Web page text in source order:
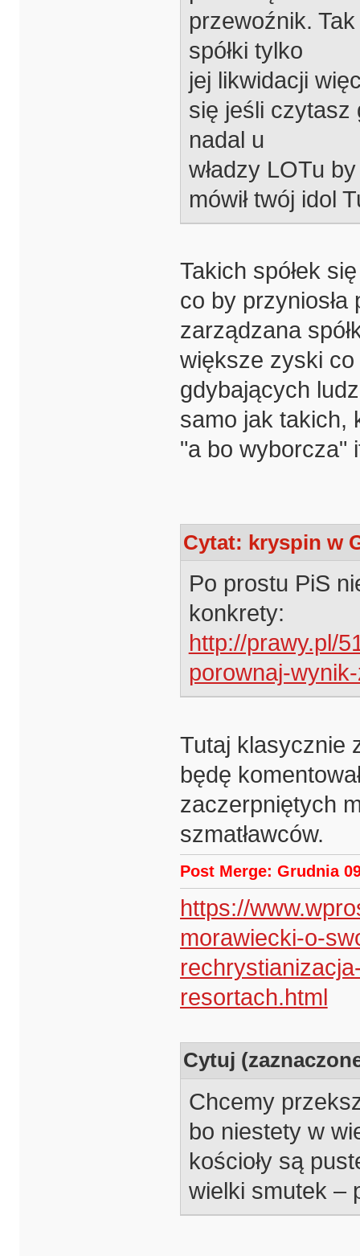
przewoźnik.
spółki tylko
jej likwidacji
się jeśli czytasz
nadal u
władzy LOTu
mówił twój idol
Takich spółek
co by
zarządzana
większe zyski
gdybających
samo jak takich,
"a bo wyborcza"
Cytat: kryspin w
Po prostu PiS
konkrety:
http://prawy.pl/
porownaj-
Tutaj klasycznie
będę
zaczerpniętych
szmatławców.
Post Merge: Grudnia
https://
morawiecki-o-
resortach.html
Cytuj
Chcemy
bo niestety w
kościoły są
wielki smutek –